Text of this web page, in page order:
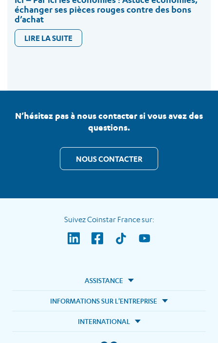
échanger ses pièces rouges contre des bons
d’achat
LIRE LA SUITE
N’hésitez pas à nous contacter si vous avez des
questions.
NOUS CONTACTER
Suivez Coinstar France sur:
ASSISTANCE
INFORMATIONS SUR L'ENTREPRISE
INTERNATIONAL